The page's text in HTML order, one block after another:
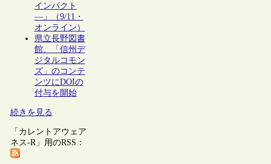
インパクト
―」（9/11・
オンライン）
県立長野図書
館、「信州デ
ジタルコモン
ズ」のコンテ
ンツにDOIの
付与を開始
続きを見る
「カレントアウェア
ネス-R」用のRSS：